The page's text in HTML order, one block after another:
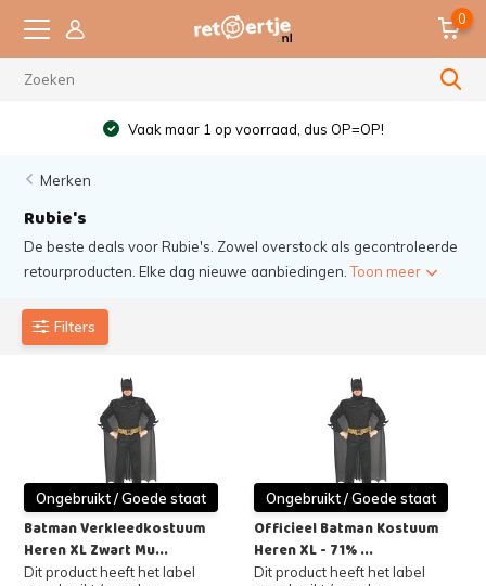
0
Vaak maar 1 op voorraad, dus OP=OP!
Merken
Rubie's
De beste deals voor Rubie's. Zowel overstock als gecontroleerde
retourproducten. Elke dag nieuwe aanbiedingen.Toon meer
Filters
Ongebruikt / Goede staat
Batman Verkleedkostuum
Heren XL Zwart Mu...
Dit product heeft het label
Ongebruikt / Goede staat
Officieel Batman Kostuum
Heren XL - 71% ...
Dit product heeft het label